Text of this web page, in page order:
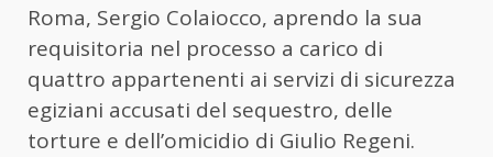
Roma, Sergio Colaiocco, aprendo la sua
requisitoria nel processo a carico di
quattro appartenenti ai servizi di sicurezza
egiziani accusati del sequestro, delle
torture e dell’omicidio di Giulio Regeni.